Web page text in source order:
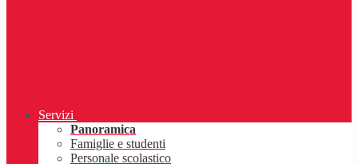
Servizi
Panoramica
Famiglie e studenti
Personale scolastico